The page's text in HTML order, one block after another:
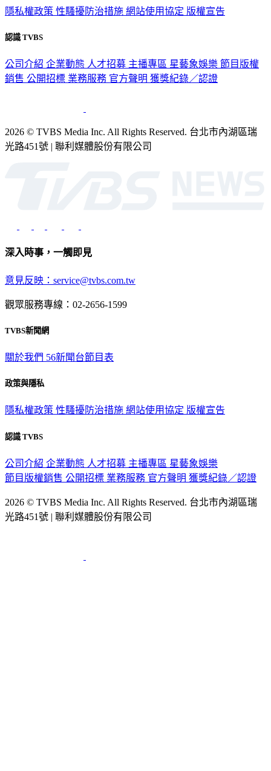
隱私權政策 性騷擾防治措施 網站使用協定 版權宣告
認識 TVBS
公司介紹 企業動態 人才招募 主播專區 星藝象娛樂 節目版權
銷售 公開招標 業務服務 官方聲明 獲獎紀錄／認證
2026 © TVBS Media Inc. All Rights Reserved. 台北市內湖區瑞
光路451號 | 聯利媒體股份有限公司
深入時事，一觸即見
意見反映：service@tvbs.com.tw
觀眾服務專線：02-2656-1599
TVBS新聞網
關於我們 56新聞台節目表
政策與隱私
隱私權政策 性騷擾防治措施 網站使用協定 版權宣告
認識 TVBS
公司介紹 企業動態 人才招募 主播專區 星藝象娛樂
節目版權銷售 公開招標 業務服務 官方聲明 獲獎紀錄／認證
2026 © TVBS Media Inc. All Rights Reserved. 台北市內湖區瑞
光路451號 | 聯利媒體股份有限公司